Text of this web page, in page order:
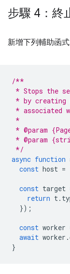
步驟 4：終
新增下列輔助函
/**
* Stops the
* by creating
* associated
*
* @param
* @param
*/
async function
const host =
const target
return t.
});
const worker
await worker .
}